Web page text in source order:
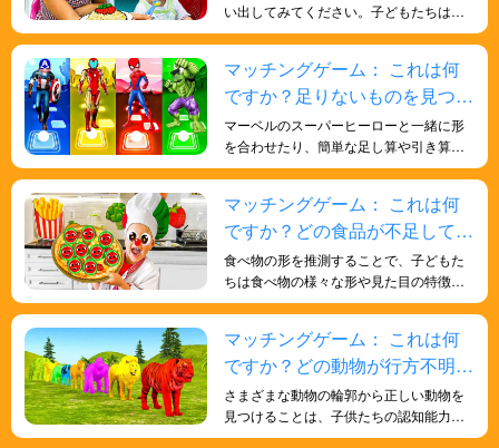
い出してみてください。子どもたちはこ
のゲームを通して、記憶力という重要な
立つでしょう。
マッチングゲーム： これは何
ですか？足りないものを見つけ
よう!
マーベルのスーパーヒーローと一緒に形
を合わせたり、簡単な足し算や引き算を
練習したりしながら数学を学ぶと、子ど
数学的スキルが強化され、脳が鍛えら
れ、より賢くなります。
マッチングゲーム： これは何
ですか？どの食品が不足してい
ますか?見つけてみましょう!
食べ物の形を推測することで、子どもた
ちは食べ物の様々な形や見た目の特徴を
学ぶことができます。これは、子どもた
の健康効果を理解するのに役立ちます。
様々な野菜、果物、穀物などの食品の形
を学び、健康的な食生活への興味と意識
を育むことができます。
マッチングゲーム： これは何
ですか？どの動物が行方不明で
すか?動物の形を学ぼう！
さまざまな動物の輪郭から正しい動物を
見つけることは、子供たちの認知能力と
記憶力を鍛え、日常生活の知識と形状の